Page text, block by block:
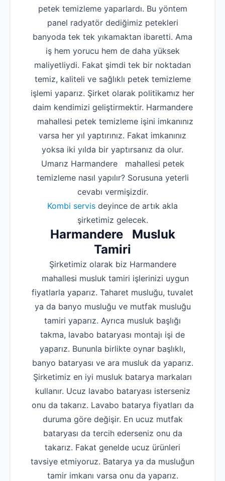
petek temizleme yaparlardı. Bu yöntem
panel radyatör dediğimiz petekleri
banyoda tek tek yıkamaktan ibaretti. Ama
iş hem yorucu hem de daha yüksek
maliyetliydi. Fakat şimdi tek bir noktadan
temiz, kaliteli ve sağlıklı petek temizleme
işlemi yaparız. Şirket olarak politikamız her
daim kendimizi geliştirmektir. Harmandere
mahallesi petek temizleme işini imkanınız
varsa her yıl yaptırınız. Fakat imkanınız
yoksa iki yılda bir yaptırsanız da olur.
Umarız Harmandere mahallesi petek
temizleme nasıl yapılır? Sorusuna yeterli
cevabı vermişizdir.
Kombi servis deyince de artık akla
şirketimiz gelecek.
Harmandere Musluk
Tamiri
Şirketimiz olarak biz Harmandere
mahallesi musluk tamiri işlerinizi uygun
fiyatlarla yaparız. Taharet musluğu, tuvalet
ya da banyo musluğu ve mutfak musluğu
tamiri yaparız. Ayrıca musluk başlığı
takma, lavabo bataryası montajı işi de
yaparız. Bununla birlikte oynar başlıklı,
banyo bataryası ve ara musluk da yaparız.
Şirketimiz en iyi musluk batarya markaları
kullanır. Ucuz lavabo bataryası isterseniz
onu da takarız. Lavabo batarya fiyatları da
duruma göre değişir. En ucuz mutfak
bataryası da tercih ederseniz onu da
takarız. Fakat genelde ucuz ürünleri
tavsiye etmiyoruz. Batarya ya da musluğun
tamir imkanı varsa onu da yaparız.